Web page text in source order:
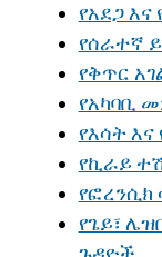
የአደጋ
የሰራተኛ
የቅጥር
የአካባቢ
የእሳት
የኪራይ
የፎረንሲክ
የጌይ፣